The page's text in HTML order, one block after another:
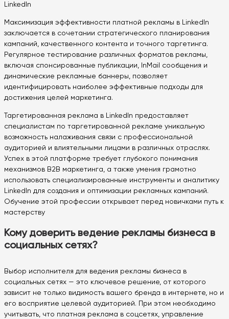
LinkedIn
Максимизация эффективности платной рекламы в LinkedIn
заключается в сочетании стратегического планирования
кампаний, качественного контента и точного таргетинга.
Регулярное тестирование различных форматов рекламы,
включая спонсированные публикации, InMail сообщения и
динамические рекламные баннеры, позволяет
идентифицировать наиболее эффективные подходы для
достижения целей маркетинга.
Таргетированная реклама в LinkedIn предоставляет
специалистам по таргетированной рекламе уникальную
возможность налаживания связи с профессиональной
аудиторией и влиятельными лицами в различных отраслях.
Успех в этой платформе требует глубокого понимания
механизмов B2B маркетинга, а также умения грамотно
использовать специализированные инструменты и аналитику
LinkedIn для создания и оптимизации рекламных кампаний.
Обучение этой профессии открывает перед новичками путь к
мастерству
Кому доверить ведение рекламы бизнеса в
социальных сетях?
Выбор исполнителя для ведения рекламы бизнеса в
социальных сетях — это ключевое решение, от которого
зависит не только видимость вашего бренда в интернете, но и
его восприятие целевой аудиторией. При этом необходимо
учитывать, что платная реклама в соцсетях, управление